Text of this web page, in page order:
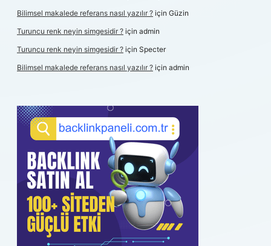
Bilimsel makalede referans nasıl yazılır ? için Güzin
Turuncu renk neyin simgesidir ? için admin
Turuncu renk neyin simgesidir ? için Specter
Bilimsel makalede referans nasıl yazılır ? için admin